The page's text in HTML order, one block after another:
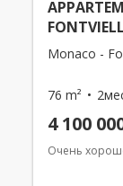
Monaco -
76 m²
4 100
Очень